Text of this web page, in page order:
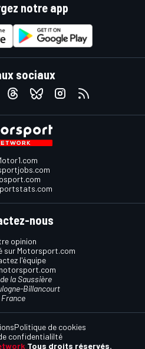
notre app
sociaux
nous
opinion
sur Motorsport.com
l'équipe
la Saussière
Billancourt
France
Tous droits réservés.
Politique de cookies
confidentialilté